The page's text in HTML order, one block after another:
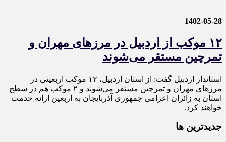
1402-05-28
۱۲ موکب از اردبیل در مرزهای مهران و
تمرچین مستقر می‌شوند
استاندار اردبیل گفت: از استان اردبیل، ۱۲ موکب اربعینی در
مرزهای مهران و تمرچین مستقر می‌شوند و ۲ موکب هم در سطح
استان به زائران‌ اعزامی جمهوری آذربایجان به اربعین ارائه خدمت
خواهند کرد.
جديدترين ها